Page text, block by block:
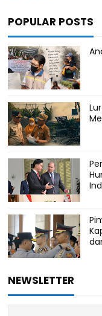
POPULAR POSTS
NEWSLETTER